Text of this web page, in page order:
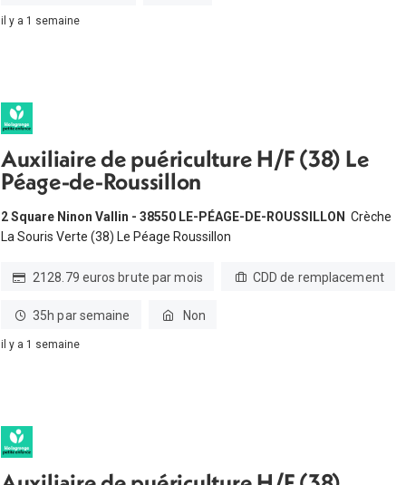
il y a 1 semaine
Auxiliaire de puériculture H/F (38) Le
Péage-de-Roussillon
2 Square Ninon Vallin - 38550 LE-PÉAGE-DE-ROUSSILLON Crèche
La Souris Verte (38) Le Péage Roussillon
2128.79 euros brute par mois CDD de remplacement
35h par semaine Non
il y a 1 semaine